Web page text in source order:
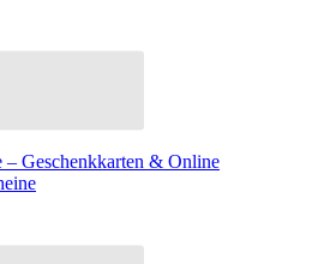
– Geschenkkarten & Online